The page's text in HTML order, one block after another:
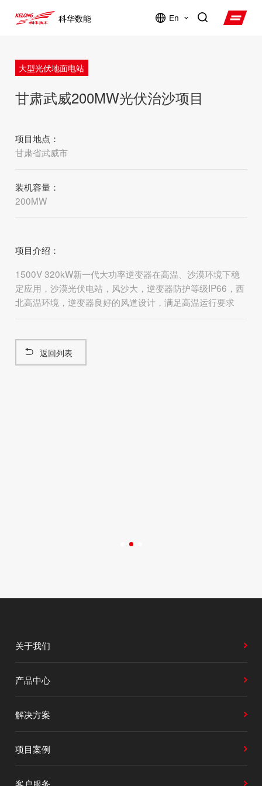
科华数能 En
大型光伏地面电站
甘肃武威200MW光伏治沙项目
项目地点：
甘肃省武威市
装机容量：
200MW
项目介绍：
1500V 320kW新一代大功率逆变器在高温、沙漠环境下稳
定应用，沙漠光伏电站，风沙大，逆变器防护等级IP66，西
北高温环境，逆变器良好的风道设计，满足高温运行要求
返回列表
关于我们
产品中心
解决方案
项目案例
客户服务